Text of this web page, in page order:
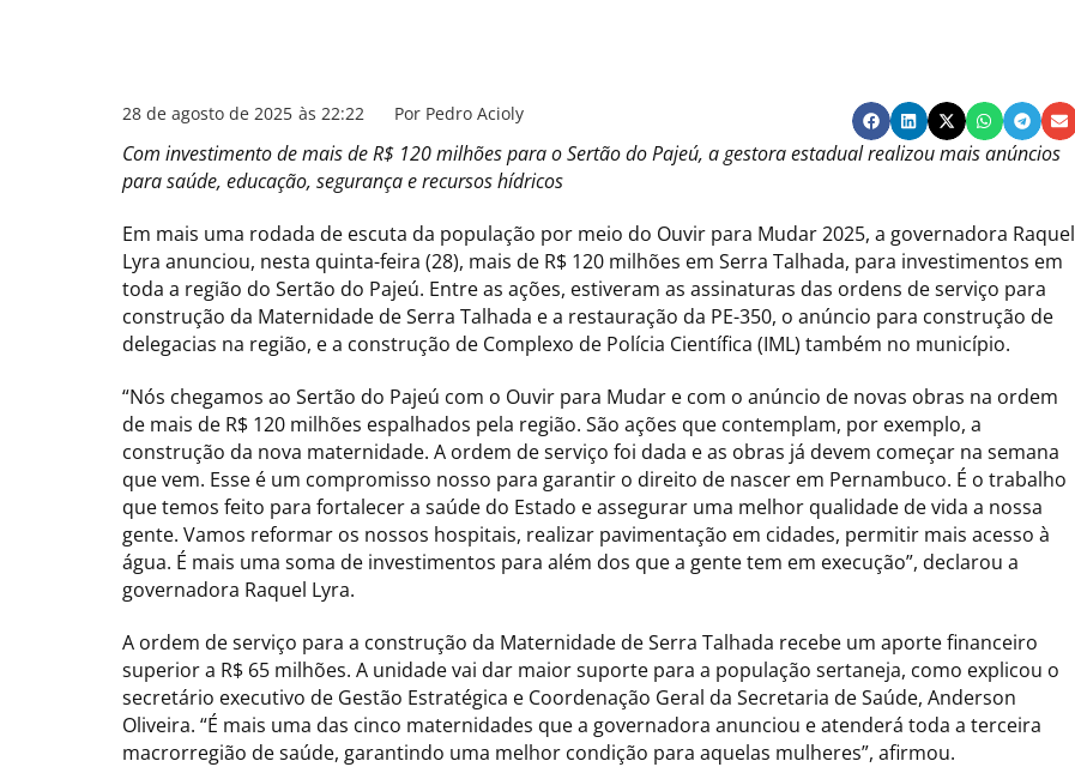
28 de agosto de 2025 às 22:22 Por Pedro Acioly
Com investimento de mais de R$ 120 milhões para o Sertão do Pajeú, a gestora estadual realizou mais anúncios
para saúde, educação, segurança e recursos hídricos
Em mais uma rodada de escuta da população por meio do Ouvir para Mudar 2025, a governadora Raquel
Lyra anunciou, nesta quinta-feira (28), mais de R$ 120 milhões em Serra Talhada, para investimentos em
toda a região do Sertão do Pajeú. Entre as ações, estiveram as assinaturas das ordens de serviço para
construção da Maternidade de Serra Talhada e a restauração da PE-350, o anúncio para construção de
delegacias na região, e a construção de Complexo de Polícia Científica (IML) também no município.
“Nós chegamos ao Sertão do Pajeú com o Ouvir para Mudar e com o anúncio de novas obras na ordem
de mais de R$ 120 milhões espalhados pela região. São ações que contemplam, por exemplo, a
construção da nova maternidade. A ordem de serviço foi dada e as obras já devem começar na semana
que vem. Esse é um compromisso nosso para garantir o direito de nascer em Pernambuco. É o trabalho
que temos feito para fortalecer a saúde do Estado e assegurar uma melhor qualidade de vida a nossa
gente. Vamos reformar os nossos hospitais, realizar pavimentação em cidades, permitir mais acesso à
água. É mais uma soma de investimentos para além dos que a gente tem em execução”, declarou a
governadora Raquel Lyra.
A ordem de serviço para a construção da Maternidade de Serra Talhada recebe um aporte financeiro
superior a R$ 65 milhões. A unidade vai dar maior suporte para a população sertaneja, como explicou o
secretário executivo de Gestão Estratégica e Coordenação Geral da Secretaria de Saúde, Anderson
Oliveira. “É mais uma das cinco maternidades que a governadora anunciou e atenderá toda a terceira
macrorregião de saúde, garantindo uma melhor condição para aquelas mulheres”, afirmou.